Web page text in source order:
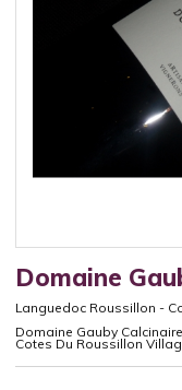
Domaine
Languedoc Roussillon -
Domaine Gauby
Cotes Du Roussillon